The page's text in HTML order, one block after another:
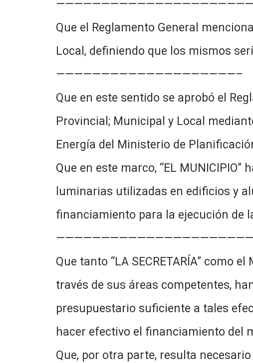
Que el Reglamento General
Local, definiendo que los mismos
————————————————————–
Que en este sentido se aprobó el
Provincial; Municipal y Local
Energía del Ministerio de
Que en este marco, “EL
luminarias utilizadas en edificios y
financiamiento para la ejecución de
Que tanto “LA SECRETARÍA” como
través de sus áreas competentes,
presupuestario suficiente a tales
hacer efectivo el financiamiento
Que, por otra parte, resulta